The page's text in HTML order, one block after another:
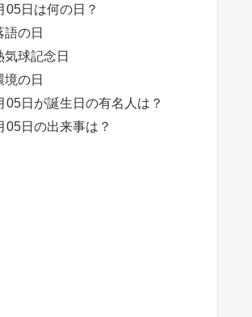
05日は何の日？
語の日
気球記念日
境の日
05日が誕生日の有名人は？
05日の出来事は？